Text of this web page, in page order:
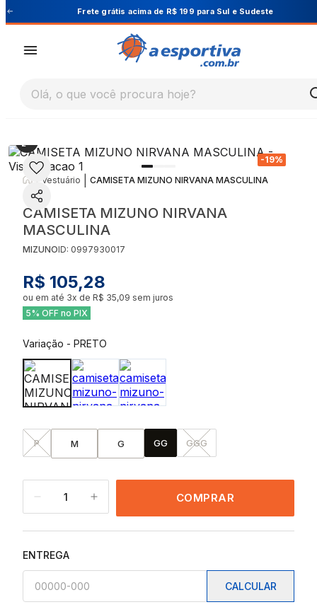
Cupom PRIMEIRA10 para 10% OFF na 1ª
Olá, o que você procura hoje?
-19%
Vestuário CAMISETA MIZUNO NIRVANA MASCULINA
CAMISETA MIZUNO NIRVANA
MASCULINA
MIZUNOID: 0997930017
R$ 105,28
ou em até 3x de R$ 35,09 sem juros
5% OFF no PIX
Variação - PRETO
P M G GG GGG
1 COMPRAR
ENTREGA
CALCULAR